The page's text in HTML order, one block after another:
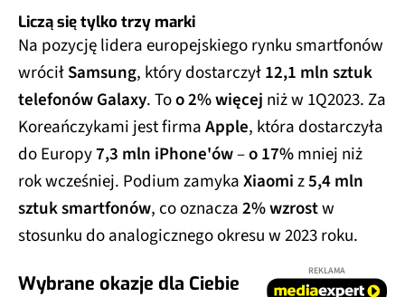
Liczą się tylko trzy marki
Na pozycję lidera europejskiego rynku smartfonów
wróciłSamsung, który dostarczył12,1 mln sztuk
telefonów Galaxy. Too 2% więcej niż w 1Q2023. Za
Koreańczykami jest firmaApple, która dostarczyła
do Europy7,3 mln iPhone'ów–o 17%mniej niż
rok wcześniej. Podium zamykaXiaomiz5,4 mln
sztuk smartfonów, co oznacza2% wzrostw
stosunku do analogicznego okresu w 2023 roku.
Wybrane okazje dla Ciebie
REKLAMA